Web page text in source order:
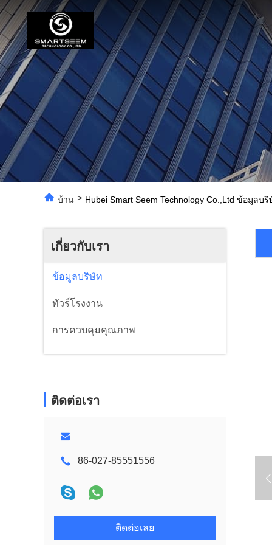
บ้าน > Hubei Smart Seem Technology Co.,Ltd ข้อมูลบริ
เกี่ยวกับเรา
ข้อมูลบริษัท
ทัวร์โรงงาน
การควบคุมคุณภาพ
ติดต่อเรา
86-027-85551556
ติดต่อเลย